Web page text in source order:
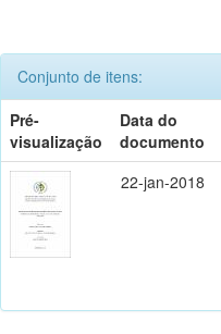
Conjunto de itens:
Pré-
visualização
Data do
documento
22-jan-2018